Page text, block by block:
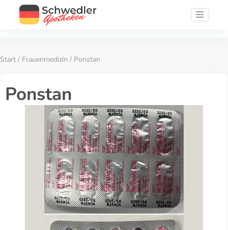
Start / Frauenmedizin / Ponstan
Ponstan